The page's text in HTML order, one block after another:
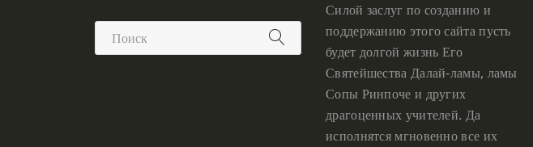
Силой заслуг по созданию и
поддержанию этого сайта пусть
будет долгой жизнь Его
Святейшества Далай-ламы, ламы
Сопы Ринпоче и других
драгоценных учителей. Да
исполнятся мгновенно все их